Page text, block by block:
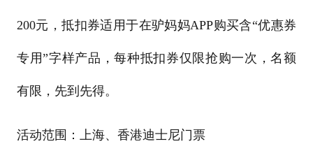
200元，抵扣券适用于在驴妈妈APP购买含“优惠券
专用”字样产品，每种抵扣券仅限抢购一次，名额
有限，先到先得。
活动范围：上海、香港迪士尼门票